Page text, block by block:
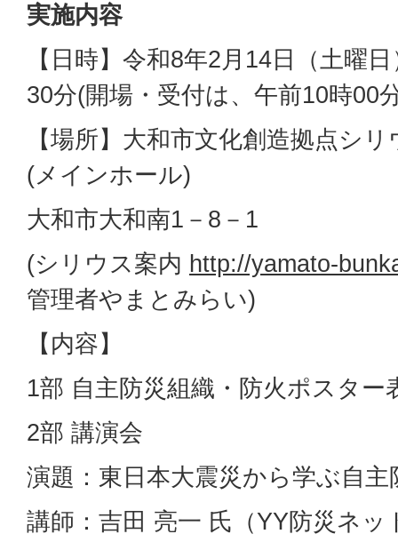
実施内容
【日時】令和8年2月14日（土曜
30分(開場・受付は、午前10時00
【場所】大和市文化創造拠点シ
(メインホール)
大和市大和南1－8－1
(シリウス案内 http://yamato-
管理者やまとみらい)
【内容】
1部 自主防災組織・防火ポスター
2部 講演会
演題：東日本大震災から学ぶ自主
講師：吉田 亮一 氏（YY防災ネ